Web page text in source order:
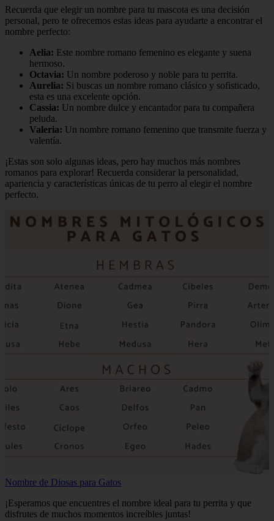
Recuerda que elegir un nombre para tu mascota es una decisión
personal, pero te ofrecemos estas ideas para ayudarte a encontrar el
nombre perfecto:
Aelia: Este nombre romano femenino es elegante y suena
hermoso.
Octavia: Un nombre poderoso y noble para tu perrita.
Aurelia: Si buscas un nombre romano clásico y sofisticado,
esta es una excelente opción.
Cassia: Un nombre dulce y encantador para tu compañera
peluda.
Valeria: Un nombre romano femenino que transmite fuerza y
valentía.
¡Estas son solo algunas ideas, pero hay muchos más nombres
romanos para explorar! Recuerda considerar la personalidad,
apariencia y características únicas de tu perro al elegir el nombre
perfecto.
Nombre de Diosas para Gatos
¡Esperamos que encuentres el nombre ideal para tu perrita y que
disfrutes de muchos momentos increíbles juntas!